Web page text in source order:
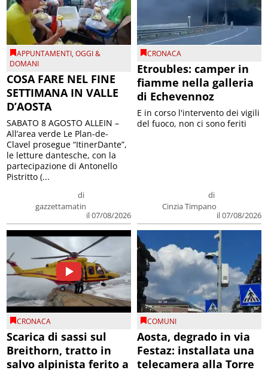
APPUNTAMENTI,OGGI &
DOMANI
COSA FARE NEL FINE
SETTIMANA IN VALLE
D’AOSTA
di
gazzettamatin
il 07/08/2026
SABATO 8 AGOSTO ALLEIN –
All’area verde Le Plan-de-
Clavel prosegue “ItinerDante”,
le letture dantesche, con la
partecipazione di Antonello
Pistritto (...
CRONACA
Etroubles: camper in
fiamme nella galleria
di Echevennoz
di
Cinzia Timpano
il 07/08/2026
E in corso l'intervento dei vigili
del fuoco, non ci sono feriti
CRONACA
Scarica di sassi sul
Breithorn, tratto in
salvo alpinista ferito a
COMUNI
Aosta, degrado in via
Festaz: installata una
telecamera alla Torre